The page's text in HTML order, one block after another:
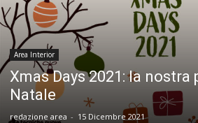
Area Interior
Xmas Days 2021: la
Natale
redazione area - 15 Dicembre 2021